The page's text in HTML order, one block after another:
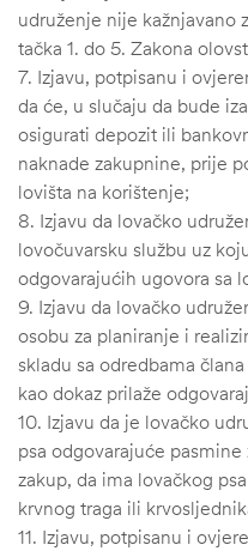
udruženje nije kažnjavano
tačka 1. do 5. Zakona
7. Izjavu, potpisanu i
da će, u slučaju da bude
osigurati depozit ili
naknade zakupnine, prije
lovišta na korištenje;
8. Izjavu da lovačko
lovočuvarsku službu uz
odgovarajućih ugovora sa
9. Izjavu da lovačko
osobu za planiranje i
skladu sa odredbama
kao dokaz prilaže
10. Izjavu da je lovačko
psa odgovarajuće
zakup, da ima lovačkog
krvnog traga ili
11. Izjavu, potpisanu i